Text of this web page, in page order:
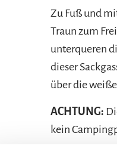
Zu Fuß und
Traun zum
unterqueren
dieser
über die
ACHTUNG:
kein